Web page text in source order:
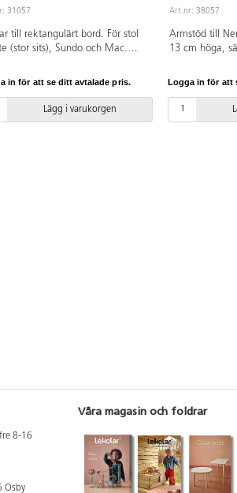
31057
till rektangulärt bord. För stol
(stor sits), Sundo och Mac.
in för att se ditt avtalade pris.
Lägg i varukorgen
Art.nr: 38057
Armstöd till
13 cm höga,
Logga in för att
8-16
Osby
Våra magasin och foldrar